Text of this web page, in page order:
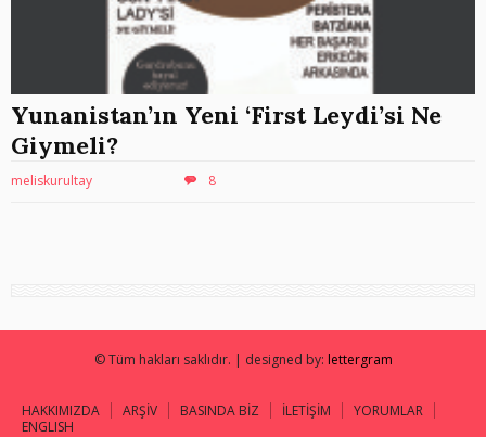
Yunanistan’ın Yeni ‘First Leydi’si Ne
Giymeli?
meliskurultay 8
© Tüm hakları saklıdır. | designed by: lettergram
HAKKIMIZDA ARŞİV BASINDA BİZ İLETİŞİM
YORUMLAR
ENGLISH